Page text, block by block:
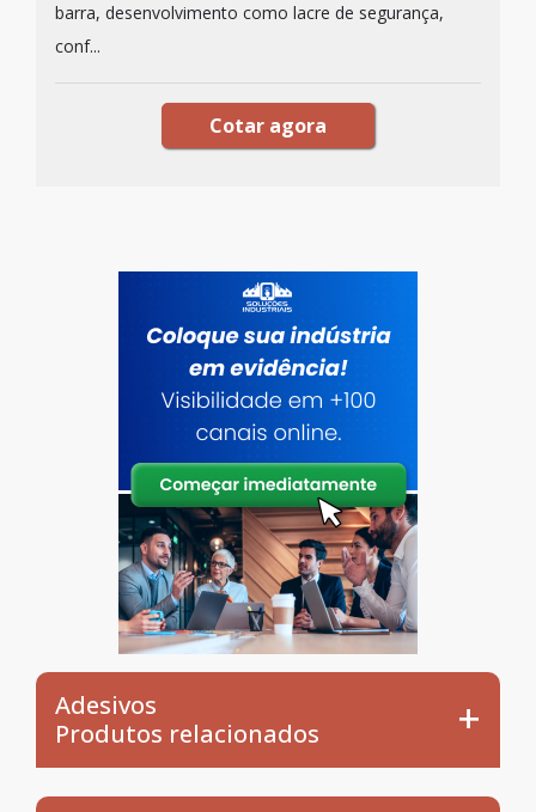
barra, desenvolvimento como lacre de segurança,
conf...
Cotar agora
Adesivos
Produtos relacionados